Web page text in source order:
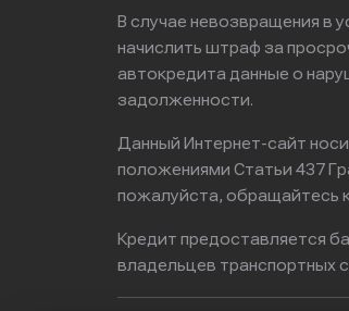
В случае невозвращения в
начислить штраф за
автокредита данные о
задолженности.
Данный Интернет-сайт
положениями Статьи 437
пожалуйста, обращайтесь
Кредит предоставляется
владельцев транспортных